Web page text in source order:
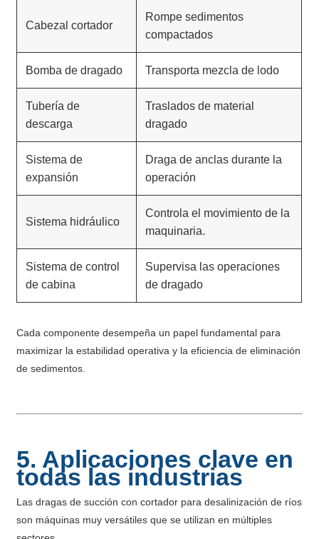
Cabezal cortador
Rompe sedimentos
compactados
Bomba de dragado Transporta mezcla de lodo
Tubería de
descarga
Traslados de material
dragado
Sistema de
expansión
Draga de anclas durante la
operación
Sistema hidráulico
Controla el movimiento de la
maquinaria.
Sistema de control
de cabina
Supervisa las operaciones
de dragado
Cada componente desempeña un papel fundamental para
maximizar la estabilidad operativa y la eficiencia de eliminación
de sedimentos.
5. Aplicaciones clave en
todas las industrias
Las dragas de succión con cortador para desalinización de ríos
son máquinas muy versátiles que se utilizan en múltiples